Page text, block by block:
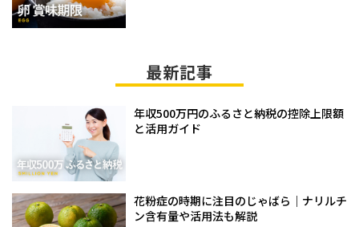
最新記事
年収500万円のふるさと納税の控除上限額
と活用ガイド
花粉症の時期に注目のじゃばら｜ナリルチ
ン含有量や活用法も解説